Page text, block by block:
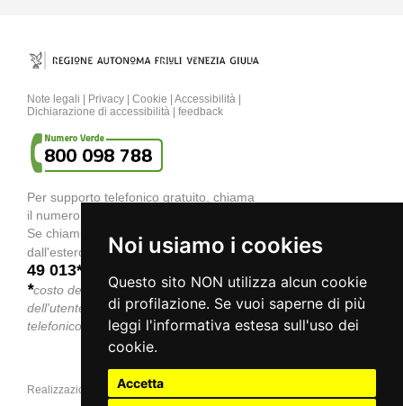
Noi usiamo i cookies
Questo sito NON utilizza alcun cookie
di profilazione. Se vuoi saperne di più
leggi l'informativa estesa sull'uso dei
cookie.
Accetta
Note legali | Privacy | Cookie | Accessibilità |
Dichiarazione di accessibilità | feedback
Per supporto telefonico gratuito, chiama
il numero verde
Se chiami col
telefono cellulare
dall'estero, componi il numero040 06
49 013*
*costo della chiamata a carico
dell'utente secondo la tariffa del gestore
telefonico
Realizzazione e design a cura di